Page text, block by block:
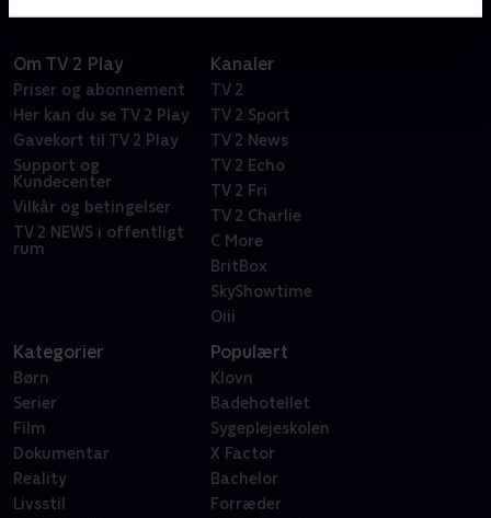
Om TV 2 Play
Priser og abonnement
Her kan du se TV 2 Play
Gavekort til TV 2 Play
Support og
Kundecenter
Vilkår og betingelser
TV 2 NEWS i offentligt
rum
Kanaler
TV 2
TV 2 Sport
TV 2 News
TV 2 Echo
TV 2 Fri
TV 2 Charlie
C More
BritBox
SkyShowtime
Oiii
Kategorier
Børn
Serier
Film
Dokumentar
Reality
Livsstil
Populært
Klovn
Badehotellet
Sygeplejeskolen
X Factor
Bachelor
Forræder